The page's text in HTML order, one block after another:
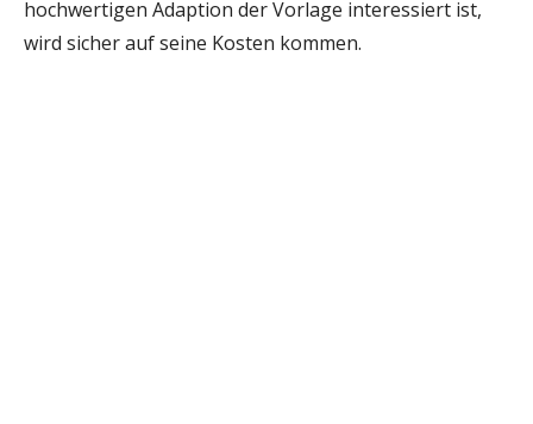
hochwertigen Adaption der Vorlage interessiert ist,
wird sicher auf seine Kosten kommen.